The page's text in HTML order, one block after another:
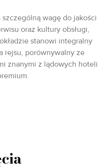
szczególną wagę do jakości
oraz kultury obsługi,
stanowi integralny
rejsu, porównywalny ze
znanymi z lądowych hoteli